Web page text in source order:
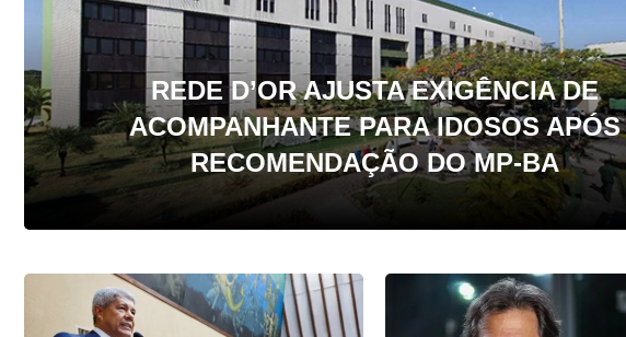
REDE D’OR AJUSTA EXIGÊNCIA DE
ACOMPANHANTE PARA IDOSOS APÓS
RECOMENDAÇÃO DO MP-BA